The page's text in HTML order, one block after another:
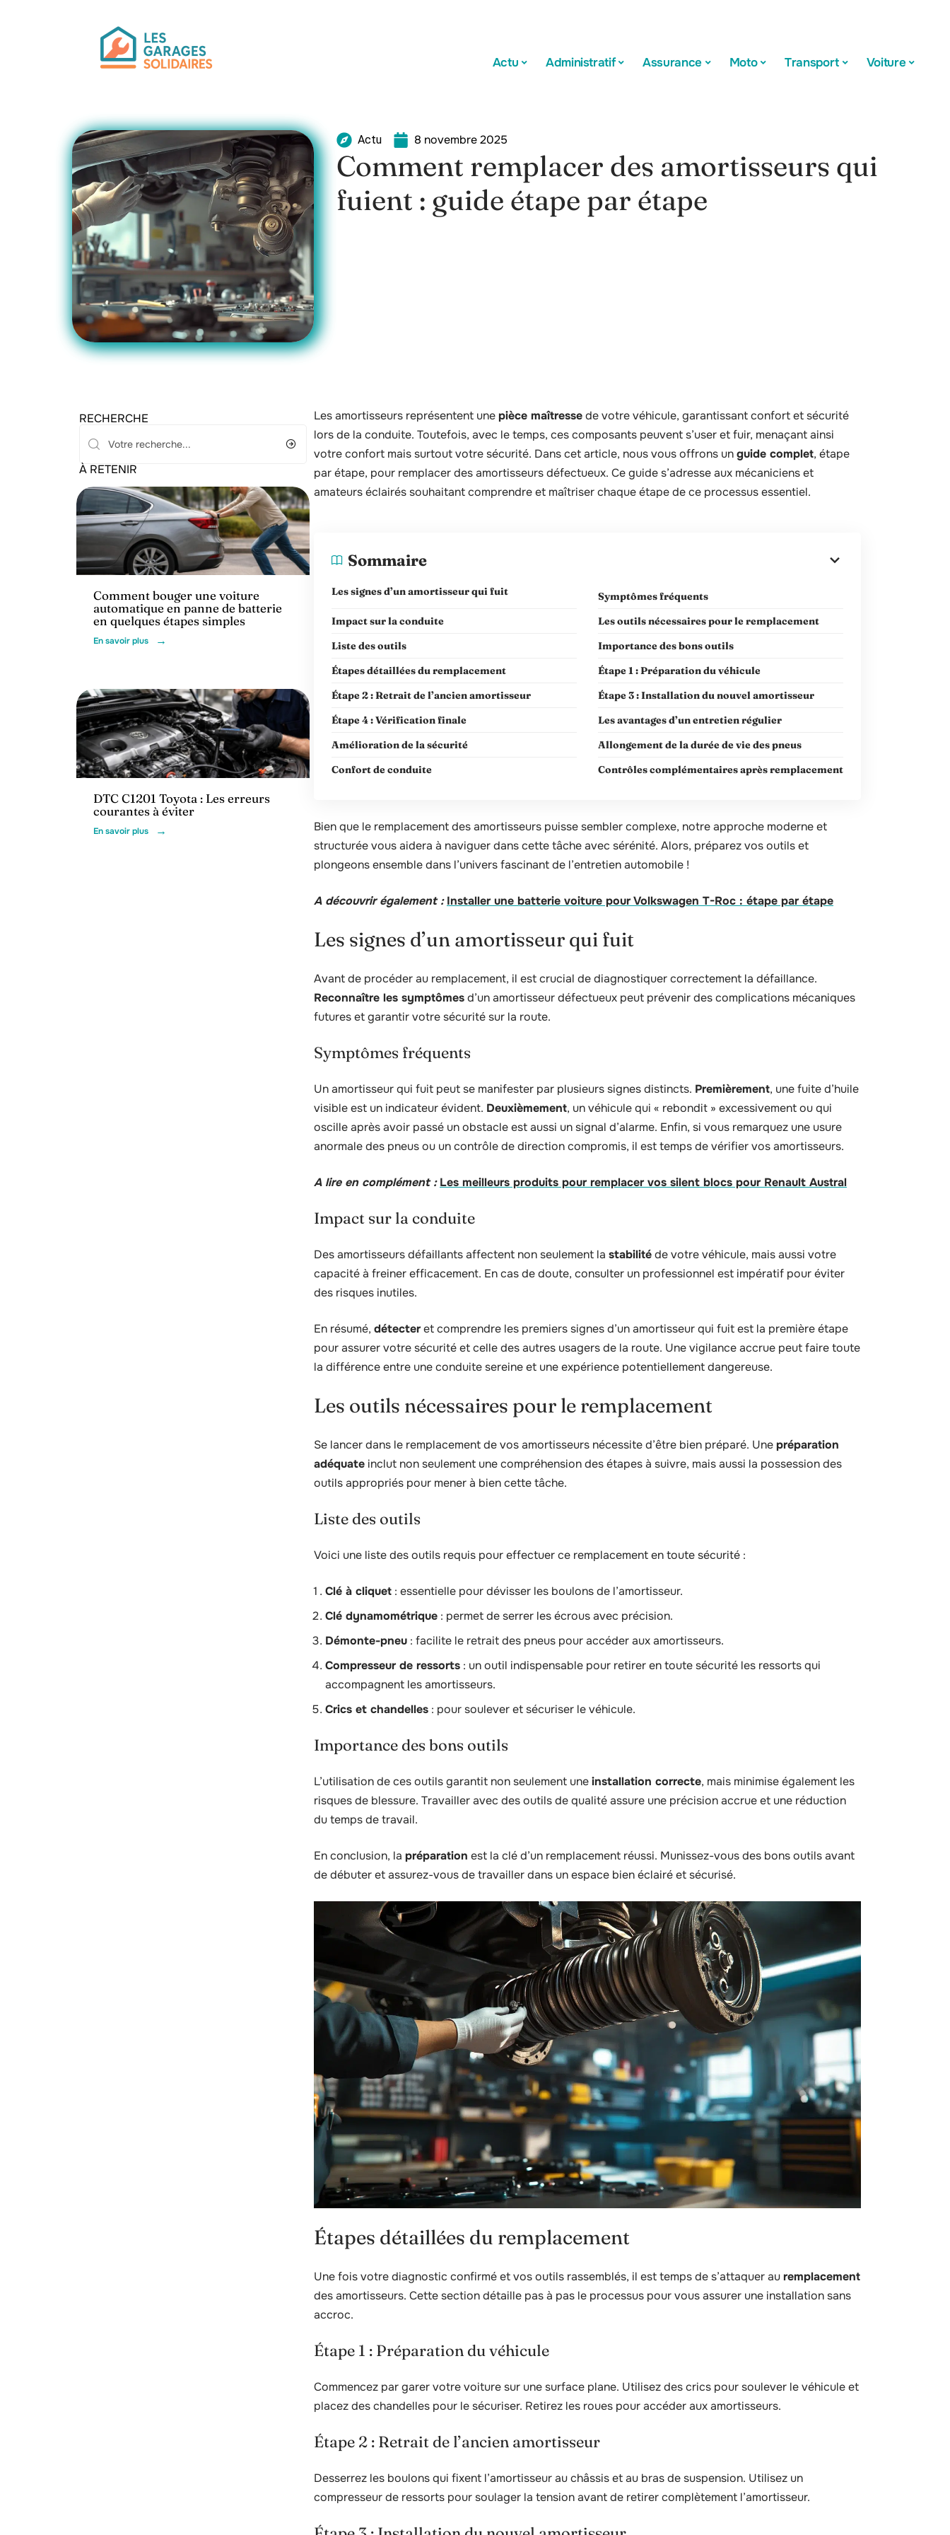
Actu Administratif Assurance Moto Transport Voiture
Actu 8 novembre 2025
Comment remplacer des amortisseurs qui
fuient : guide étape par étape
RECHERCHE
À RETENIR
Actu
Comment bouger une voiture
automatique en panne de batterie
en quelques étapes simples
En savoir plus
Actu
DTC C1201 Toyota : Les erreurs
courantes à éviter
En savoir plus
Les amortisseurs représentent unepièce maîtressede votre véhicule, garantissant confort et sécurité
lors de la conduite. Toutefois, avec le temps, ces composants peuvent s’user et fuir, menaçant ainsi
votre confort mais surtout votre sécurité. Dans cet article, nous vous offrons unguide complet, étape
par étape, pour remplacer des amortisseurs défectueux. Ce guide s’adresse aux mécaniciens et
amateurs éclairés souhaitant comprendre et maîtriser chaque étape de ce processus essentiel.
Sommaire
Les signes d’un amortisseur qui fuit
Symptômes fréquents
Impact sur la conduite
Les outils nécessaires pour le remplacement
Liste des outils
Importance des bons outils
Étapes détaillées du remplacement
Étape 1 : Préparation du véhicule
Étape 2 : Retrait de l’ancien amortisseur
Étape 3 : Installation du nouvel amortisseur
Étape 4 : Vérification finale
Les avantages d’un entretien régulier
Amélioration de la sécurité
Allongement de la durée de vie des pneus
Confort de conduite
Contrôles complémentaires après remplacement
Bien que le remplacement des amortisseurs puisse sembler complexe, notre approche moderne et
structurée vous aidera à naviguer dans cette tâche avec sérénité. Alors, préparez vos outils et
plongeons ensemble dans l’univers fascinant de l’entretien automobile !
A découvrir également : Installer une batterie voiture pour Volkswagen T-Roc : étape par étape
Les signes d’un amortisseur qui fuit
Avant de procéder au remplacement, il est crucial de diagnostiquer correctement la défaillance.
Reconnaître les symptômesd’un amortisseur défectueux peut prévenir des complications mécaniques
futures et garantir votre sécurité sur la route.
Symptômes fréquents
Un amortisseur qui fuit peut se manifester par plusieurs signes distincts. Premièrement, une fuite d’huile
visible est un indicateur évident. Deuxièmement, un véhicule qui « rebondit » excessivement ou qui
oscille après avoir passé un obstacle est aussi un signal d’alarme. Enfin, si vous remarquez une usure
anormale des pneus ou un contrôle de direction compromis, il est temps de vérifier vos amortisseurs.
A lire en complément : Les meilleurs produits pour remplacer vos silent blocs pour Renault Austral
Impact sur la conduite
Des amortisseurs défaillants affectent non seulement la stabilitéde votre véhicule, mais aussi votre
capacité à freiner efficacement. En cas de doute, consulter un professionnel est impératif pour éviter
des risques inutiles.
En résumé, détecteret comprendre les premiers signes d’un amortisseur qui fuit est la première étape
pour assurer votre sécurité et celle des autres usagers de la route. Une vigilance accrue peut faire toute
la différence entre une conduite sereine et une expérience potentiellement dangereuse.
Les outils nécessaires pour le remplacement
Se lancer dans le remplacement de vos amortisseurs nécessite d’être bien préparé. Unepréparation
adéquate inclut non seulement une compréhension des étapes à suivre, mais aussi la possession des
outils appropriés pour mener à bien cette tâche.
Liste des outils
Voici une liste des outils requis pour effectuer ce remplacement en toute sécurité :
Clé à cliquet : essentielle pour dévisser les boulons de l’amortisseur.
Clé dynamométrique : permet de serrer les écrous avec précision.
Démonte-pneu : facilite le retrait des pneus pour accéder aux amortisseurs.
Compresseur de ressorts : un outil indispensable pour retirer en toute sécurité les ressorts qui
accompagnent les amortisseurs.
Crics et chandelles : pour soulever et sécuriser le véhicule.
Importance des bons outils
L’utilisation de ces outils garantit non seulement uneinstallation correcte, mais minimise également les
risques de blessure. Travailler avec des outils de qualité assure une précision accrue et une réduction
du temps de travail.
En conclusion, la préparation est la clé d’un remplacement réussi. Munissez-vous des bons outils avant
de débuter et assurez-vous de travailler dans un espace bien éclairé et sécurisé.
Étapes détaillées du remplacement
Une fois votre diagnostic confirmé et vos outils rassemblés, il est temps de s’attaquer auremplacement
des amortisseurs. Cette section détaille pas à pas le processus pour vous assurer une installation sans
accroc.
Étape 1 : Préparation du véhicule
Commencez par garer votre voiture sur une surface plane. Utilisez des crics pour soulever le véhicule et
placez des chandelles pour le sécuriser. Retirez les roues pour accéder aux amortisseurs.
Étape 2 : Retrait de l’ancien amortisseur
Desserrez les boulons qui fixent l’amortisseur au châssis et au bras de suspension. Utilisez un
compresseur de ressorts pour soulager la tension avant de retirer complètement l’amortisseur.